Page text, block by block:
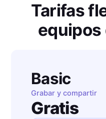
Tarifas
equipos
Basic
Grabar y compartir
Gratis